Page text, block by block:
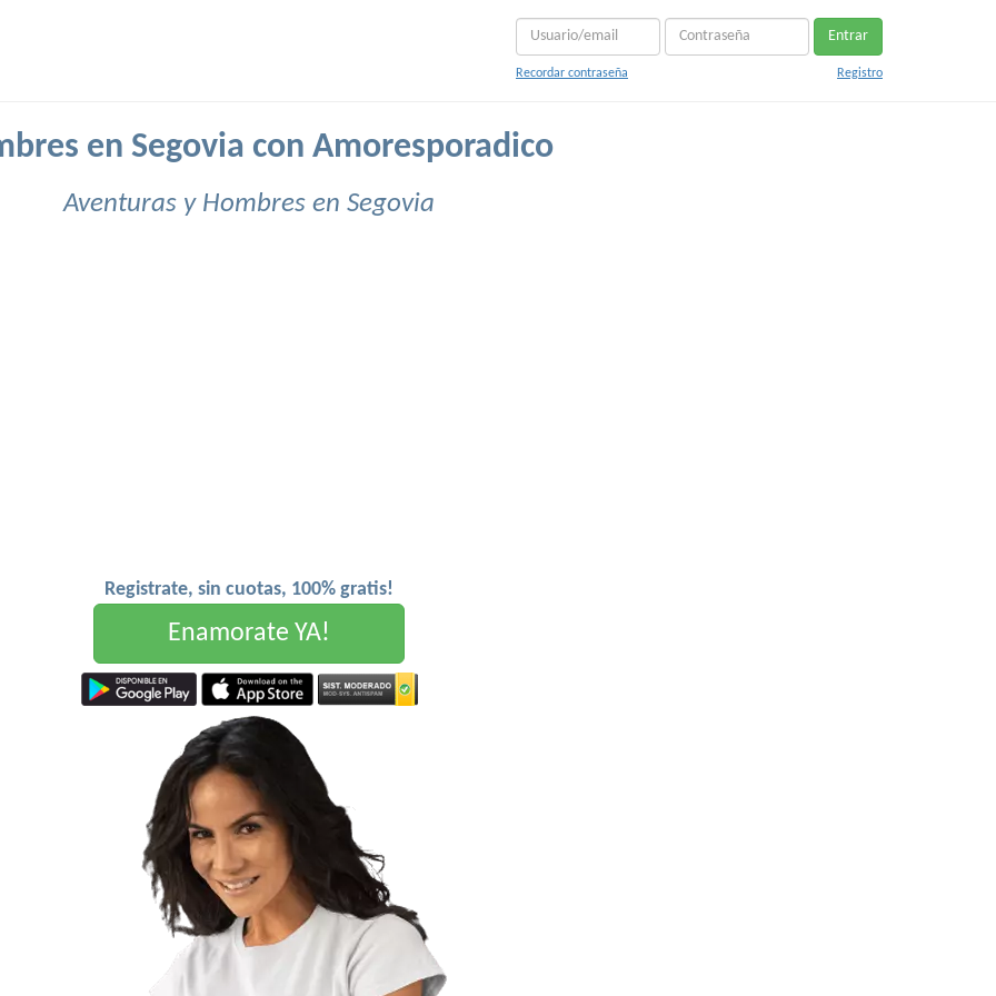
Entrar
Recordar contraseña Registro
en Segovia con Amoresporadico
Aventuras y Hombres en Segovia
Registrate, sin cuotas, 100% gratis!
Enamorate YA!